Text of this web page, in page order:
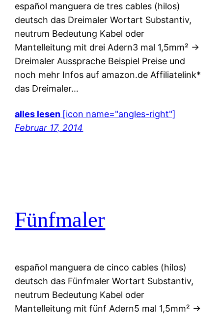
español manguera de tres cables (hilos)
deutsch das Dreimaler Wortart Substantiv,
neutrum Bedeutung Kabel oder
Mantelleitung mit drei Adern3 mal 1,5mm² ->
Dreimaler Aussprache Beispiel Preise und
noch mehr Infos auf amazon.de Affiliatelink*
das Dreimaler…
alles lesen [icon name="angles-right"]
Februar 17, 2014
Fünfmaler
español manguera de cinco cables (hilos)
deutsch das Fünfmaler Wortart Substantiv,
neutrum Bedeutung Kabel oder
Mantelleitung mit fünf Adern5 mal 1,5mm² ->